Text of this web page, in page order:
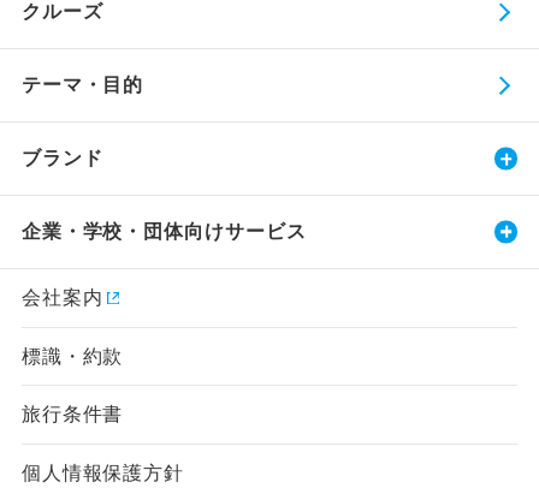
クルーズ
テーマ・目的
ブランド
企業・学校・団体向けサービス
会社案内
標識・約款
旅行条件書
個人情報保護方針